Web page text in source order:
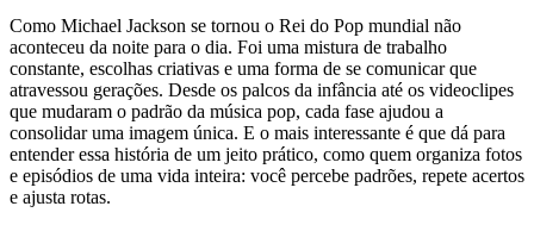
Como Michael Jackson se tornou o Rei do Pop mundial não
aconteceu da noite para o dia. Foi uma mistura de trabalho
constante, escolhas criativas e uma forma de se comunicar que
atravessou gerações. Desde os palcos da infância até os videoclipes
que mudaram o padrão da música pop, cada fase ajudou a
consolidar uma imagem única. E o mais interessante é que dá para
entender essa história de um jeito prático, como quem organiza fotos
e episódios de uma vida inteira: você percebe padrões, repete acertos
e ajusta rotas.